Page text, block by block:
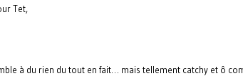
Tet,
à du rien du tout en fait… mais tellement catchy et ô